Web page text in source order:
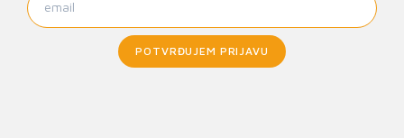
POTVRĐUJEM PRIJAVU